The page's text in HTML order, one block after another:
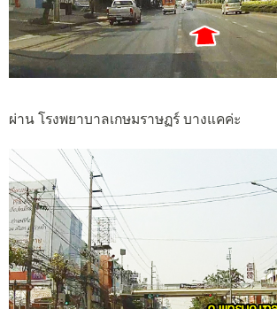
ผ่าน โรงพยาบาลเกษมราษฏร์ บางแคค่ะ